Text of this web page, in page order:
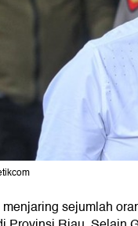
menjaring sejumlah